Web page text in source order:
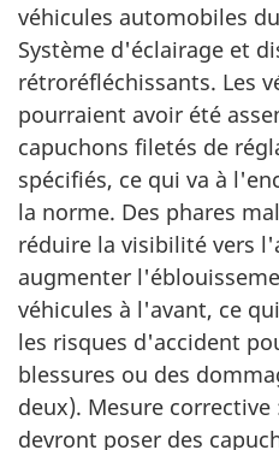
véhicules automobiles du
Système d'éclairage et
rétroréfléchissants. Les
pourraient avoir été
capuchons filetés de
spécifiés, ce qui va à
la norme. Des phares
réduire la visibilité vers
augmenter
véhicules à l'avant, ce
les risques d'accident
blessures ou des
deux). Mesure corrective
devront poser des